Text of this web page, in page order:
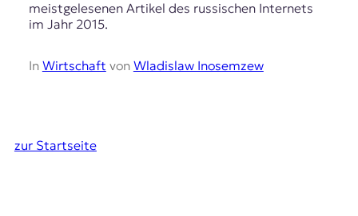
meistgelesenen Artikel des russischen Internets
im Jahr 2015.
In Wirtschaft von Wladislaw Inosemzew
zur Startseite